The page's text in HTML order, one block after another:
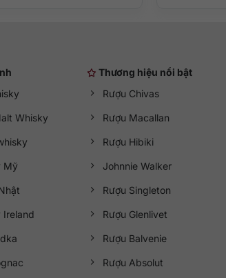
Whisky
Mỹ
Ireland
Thương hiệu nổi bật
Rượu Chivas
Rượu Macallan
Rượu Hibiki
Johnnie Walker
Rượu Singleton
Rượu Glenlivet
Rượu Balvenie
Rượu Absolut